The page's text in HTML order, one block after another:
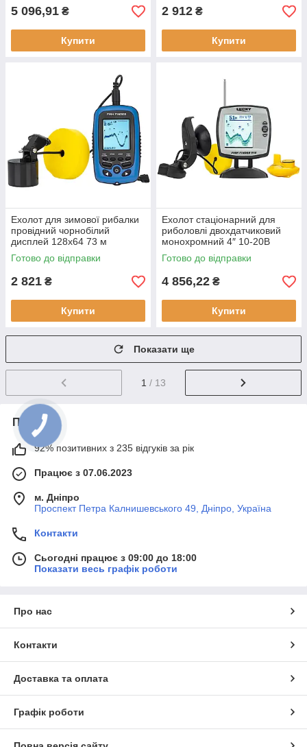
5 096,91 ₴
Купити
2 912 ₴
Купити
Ехолот для зимової рибалки
провідний чорнобілий
дисплей 128x64 73 м
Phiradar FD86A
водонепроникний корпус
IPX4
Готово до відправки
2 821 ₴
Купити
Ехолот стаціонарний для
риболовлі двохдатчиковий
монохромний 4″ 10-20В
Lucky FF 918S-180W білий 2
промені
Готово до відправки
4 856,22 ₴
Купити
Показати ще
1 / 13
Про нас
92% позитивних з 235 відгуків за рік
Працює з 07.06.2023
м. Дніпро
Проспект Петра Калнишевського 49, Дніпро, Україна
Контакти
Сьогодні працює з 09:00 до 18:00
Показати весь графік роботи
Про нас
Контакти
Доставка та оплата
Графік роботи